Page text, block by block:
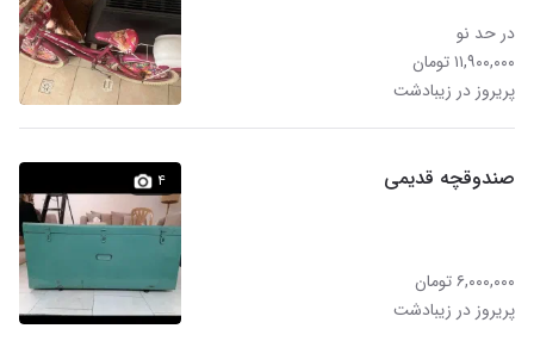
در حد نو
۱۱,۹۰۰,۰۰۰ تومان
پریروز در زیبادشت
صندوقچه قدیمی
۶,۰۰۰,۰۰۰ تومان
پریروز در زیبادشت
۴